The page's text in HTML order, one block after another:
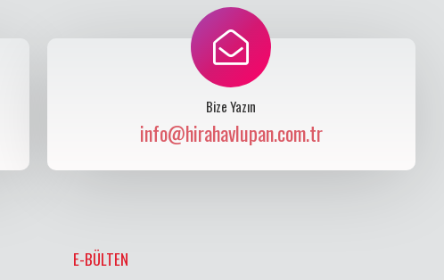
Bize Yazın
info@hirahavlupan.com.tr
E-BÜLTEN